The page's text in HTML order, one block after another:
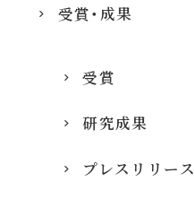
受賞・成果
受賞
研究成果
プレスリリース